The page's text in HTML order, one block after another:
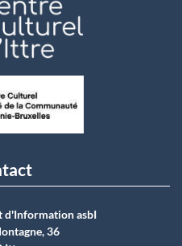
d'Information asbI
36